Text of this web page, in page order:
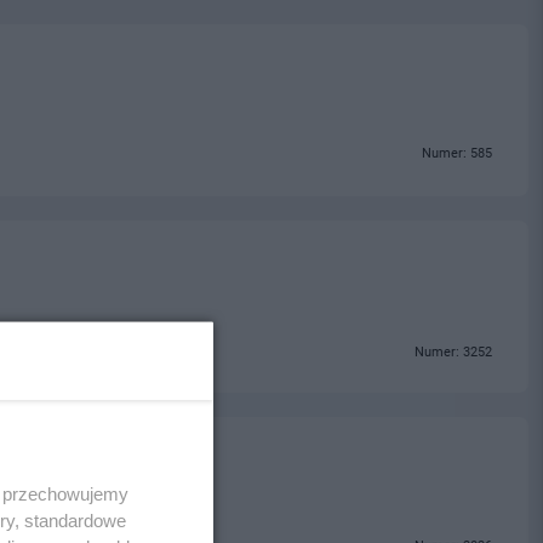
Numer: 585
Numer: 3252
standardowe